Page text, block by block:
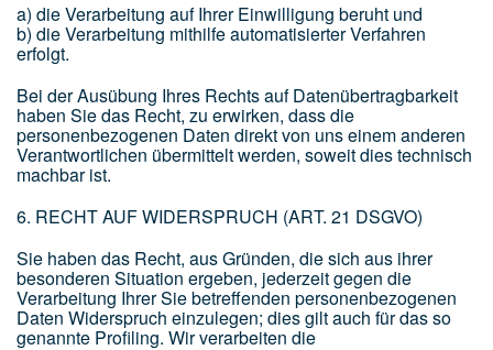
a) die Verarbeitung auf Ihrer Einwilligung beruht und
b) die Verarbeitung mithilfe automatisierter Verfahren
erfolgt.
Bei der Ausübung Ihres Rechts auf Datenübertragbarkeit
haben Sie das Recht, zu erwirken, dass die
personenbezogenen Daten direkt von uns einem anderen
Verantwortlichen übermittelt werden, soweit dies technisch
machbar ist.
6. RECHT AUF WIDERSPRUCH (ART. 21 DSGVO)
Sie haben das Recht, aus Gründen, die sich aus ihrer
besonderen Situation ergeben, jederzeit gegen die
Verarbeitung Ihrer Sie betreffenden personenbezogenen
Daten Widerspruch einzulegen; dies gilt auch für das so
genannte Profiling. Wir verarbeiten die